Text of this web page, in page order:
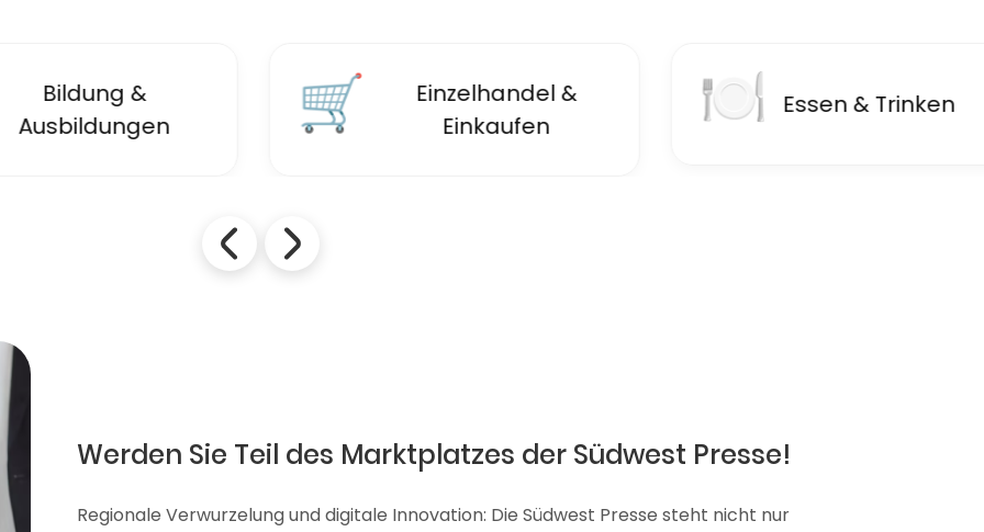
🛒
Einzelhandel &
Einkaufen
🍽 Essen & Trinken 🏦
Werden Sie Teil des Marktplatzes der Südwest Presse!
Regionale Verwurzelung und digitale Innovation: Die Südwest Presse steht nicht nur